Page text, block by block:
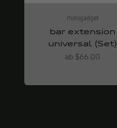
motogadget
bar extension
universal (Set)
Angebot
ab $66.00